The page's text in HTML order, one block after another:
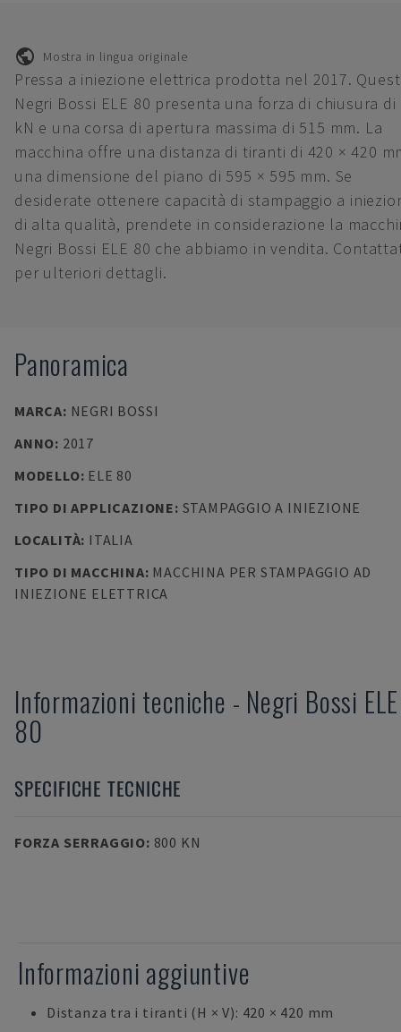
Mostra in lingua originale
Pressa a iniezione elettrica prodotta nel 2017.
Negri Bossi ELE 80 presenta una forza di chiusura di
kN e una corsa di apertura massima di 515 mm. La
macchina offre una distanza di tiranti di 420 × 420
una dimensione del piano di 595 × 595 mm. Se
desiderate ottenere capacità di stampaggio a
di alta qualità, prendete in considerazione la
Negri Bossi ELE 80 che abbiamo in vendita.
per ulteriori dettagli.
Panoramica
MARCA: NEGRI BOSSI
ANNO: 2017
MODELLO: ELE 80
TIPO DI APPLICAZIONE: STAMPAGGIO A INIEZIONE
LOCALITÀ: ITALIA
TIPO DI MACCHINA: MACCHINA PER STAMPAGGIO AD
INIEZIONE ELETTRICA
Informazioni tecniche - Negri Bossi ELE
80
SPECIFICHE TECNICHE
FORZA SERRAGGIO: 800 KN
Informazioni aggiuntive
Distanza tra i tiranti (H × V): 420 × 420 mm